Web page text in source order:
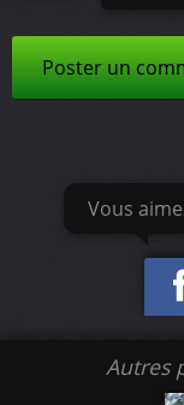
Poster un
Vous
Autres